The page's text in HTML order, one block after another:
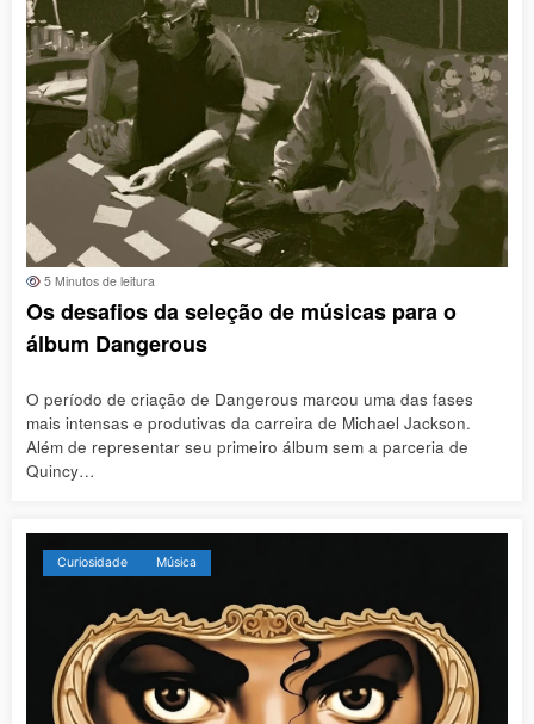
5 Minutos de leitura
Os desafios da seleção de músicas para o
álbum Dangerous
O período de criação de Dangerous marcou uma das fases
mais intensas e produtivas da carreira de Michael Jackson.
Além de representar seu primeiro álbum sem a parceria de
Quincy…
Curiosidade Música